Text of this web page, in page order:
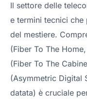
Il settore delle
e termini tecnici
del mestiere.
(Fiber To The
(Fiber To The
(Asymmetric Digital
datata) è cruciale